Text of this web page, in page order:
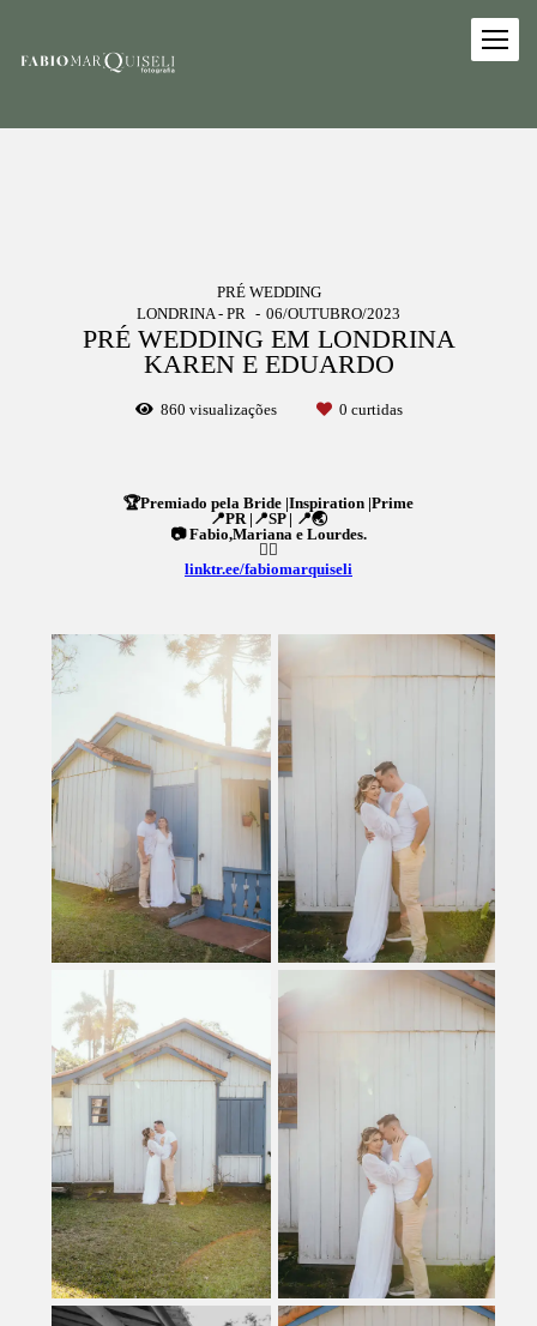
PRÉ WEDDING
LONDRINA - PR
06/OUTUBRO/2023
PRÉ WEDDING EM LONDRINA
KAREN E EDUARDO
860 visualizações 0 curtidas
🏆Premiado pela Bride |Inspiration |Prime
📍PR |📍SP | 📍🌏
📷 Fabio,Mariana e Lourdes.
👇🏼
linktr.ee/fabiomarquiseli